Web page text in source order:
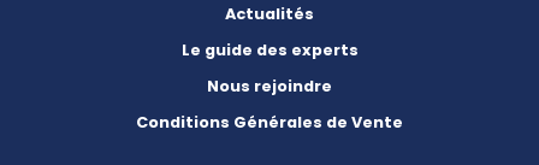
Actualités
Le guide des experts
Nous rejoindre
Conditions Générales de Vente